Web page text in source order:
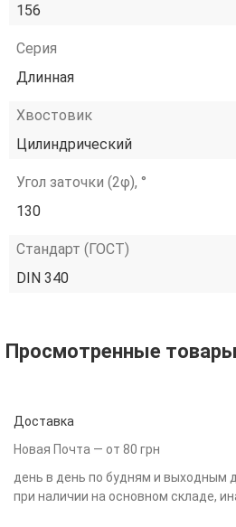
156
Серия
Длинная
Хвостовик
Цилиндрический
Угол заточки (2φ), °
130
Стандарт (ГОСТ)
DIN 340
Просмотренные товары
Доставка
Новая Почта — от 80 грн
день в день по будням и выходным
при наличии на основном складе,